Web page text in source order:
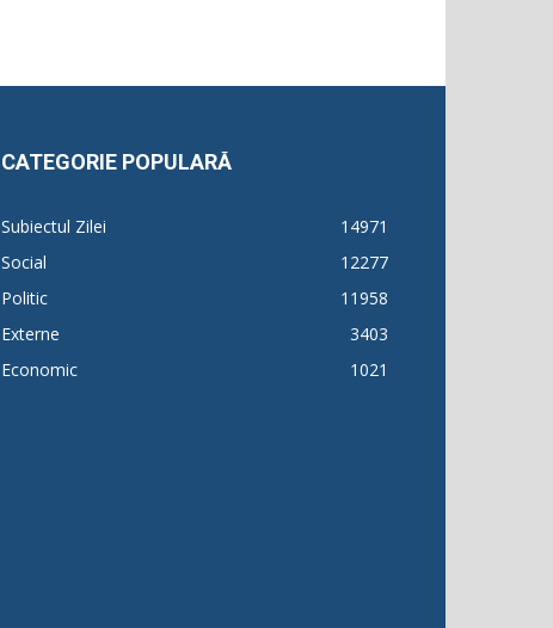
CATEGORIE POPULARĂ
Subiectul Zilei
14971
Social
12277
Politic
11958
Externe
3403
Economic
1021